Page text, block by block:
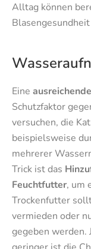
Alltag können
Eine
Schutzfaktor
versuchen, die
beispielsweise
mehrerer
Trick ist das
Feuchtfutter, um
Trockenfutter
vermieden oder
gegeben werden.